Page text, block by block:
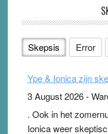
Skepsis Error
Ype & Ionica zijn
3 August 2026-
. Ook in het
Ionica weer